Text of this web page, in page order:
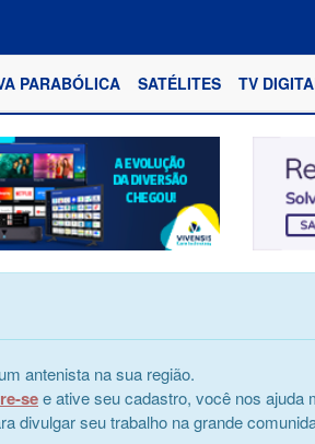
PARABÓLICA SATÉLITES TV
antenista na sua região.
see ative seu cadastro, você nos ajuda
divulgar seu trabalho na grande